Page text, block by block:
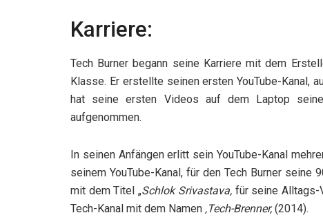
Karriere:
Tech Burner begann seine Karriere mit dem
Klasse. Er erstellte seinen ersten YouTube-Kanal,
hat seine ersten Videos auf dem Laptop
aufgenommen.
In seinen Anfängen erlitt sein YouTube-Kanal
seinem YouTube-Kanal, für den Tech Burner seine
mit dem Titel „Schlok Srivastava, für seine Alltags-
Tech-Kanal mit dem Namen ‚Tech-Brenner,(2014).